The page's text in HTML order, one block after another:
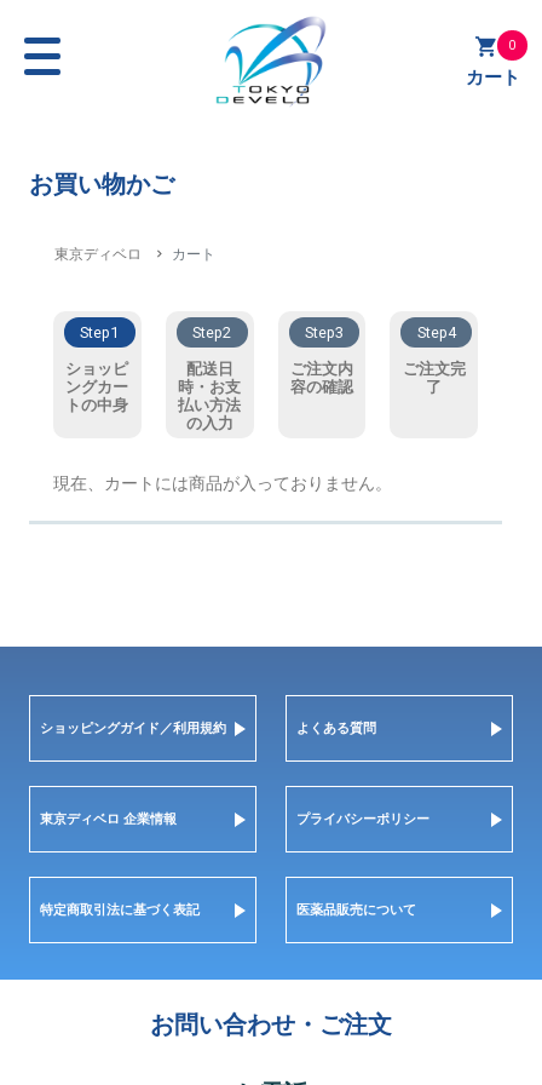
0
カート
お買い物かご
東京ディベロ カート
Step1
ショッピ
ングカー
トの中身
Step2
配送日
時・お支
払い方法
の入力
Step3
ご注文内
容の確認
Step4
ご注文完
了
現在、カートには商品が入っておりません。
ショッピングガイド／利用規約 よくある質問
東京ディベロ 企業情報 プライバシーポリシー
特定商取引法に基づく表記 医薬品販売について
お問い合わせ・ご注文